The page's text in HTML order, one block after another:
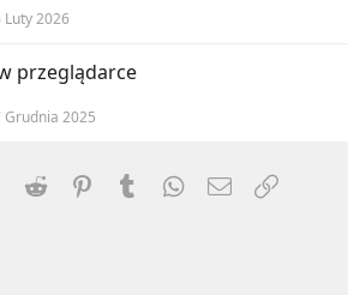
Luty 2026
przeglądarce
Grudnia 2025
X (Twitter)
Reddit PinterestTumblr WhatsApp
Email